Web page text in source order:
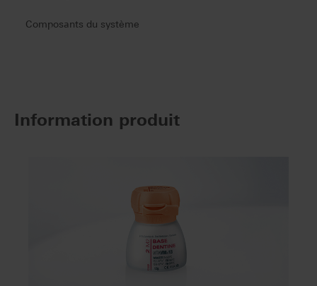
Composants du système
Information produit